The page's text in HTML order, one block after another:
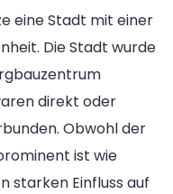
eine Stadt mit einer
Die Stadt wurde
direkt oder
Obwohl der
ist wie
starken Einfluss auf